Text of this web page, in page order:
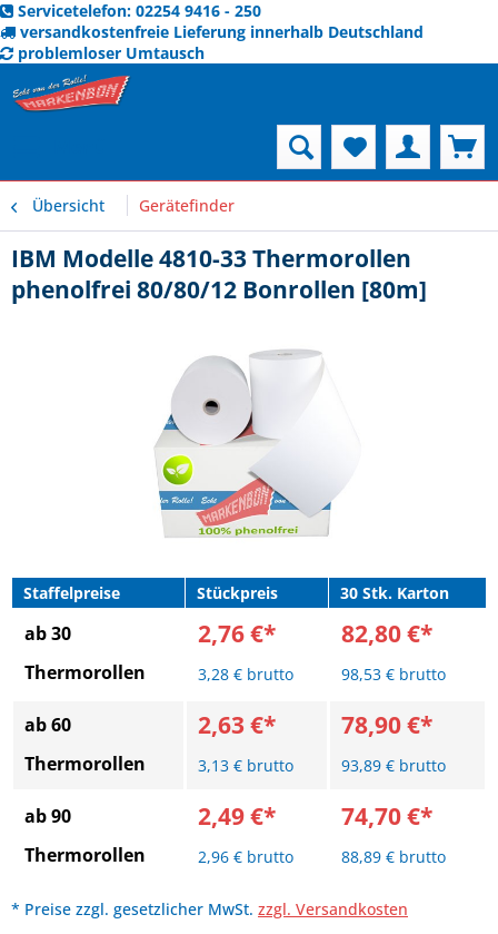
Servicetelefon: 02254 9416 - 250
versandkostenfreie Lieferung innerhalb Deutschland
problemloser Umtausch
Übersicht Gerätefinder
IBM Modelle 4810-33 Thermorollen
phenolfrei 80/80/12 Bonrollen [80m]
Staffelpreise Stückpreis 30 Stk. Karton
ab 30
Thermorollen
2,76 €*
3,28 € brutto
82,80 €*
98,53 € brutto
ab 60
Thermorollen
2,63 €*
3,13 € brutto
78,90 €*
93,89 € brutto
ab 90
Thermorollen
2,49 €*
2,96 € brutto
74,70 €*
88,89 € brutto
* Preise zzgl. gesetzlicher MwSt. zzgl. Versandkosten